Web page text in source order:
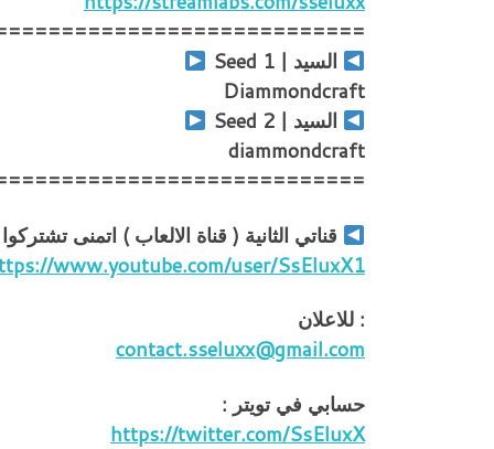
السيد | Seed 1
Diammondcraft
السيد | Seed 2
diammondcraft
قناتي الثانية ( قناة الالعاب ) اتمنى
www.youtube.com/user/SsEluxX1
: للاعلان
contact.sseluxx@gmail.com
حسابي في تويتر :
https://twitter.com/SsEluxX